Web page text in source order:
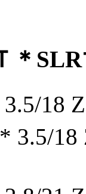
＊
18
3.5/